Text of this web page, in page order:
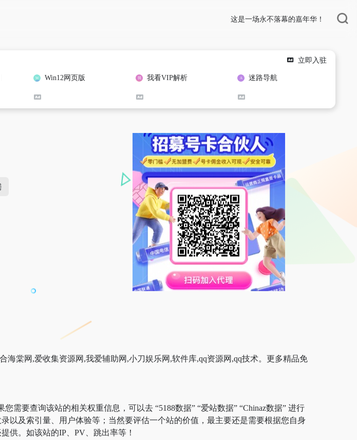
这是一场永不落幕的嘉年华！
立即入驻
Win12网页版 我看VIP解析 迷路导航
棠网,爱收集资源网,我爱辅助网,小刀娱乐网,软件库,qq资源网,qq技术。更多精品免
您需要查询该站的相关权重信息，可以去 “5188数据” “爱站数据” “Chinaz数据” 进行
以及索引量、用户体验等；当然要评估一个站的价值，最主要还是需要根据您自身
供。如该站的IP、PV、跳出率等！